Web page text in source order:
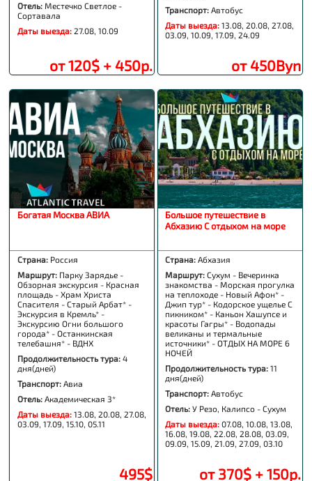
Отель: Местечко Светлое -
Сортавала
Даты выезда: 27.08, 10.09
от 120$ + 450р.
Транспорт:Автобус
Даты выезда:13.08, 20.08, 27.08,
03.09, 10.09, 17.09, 24.09
от 450Byn
Богатая Москва АВИА
Страна: Россия
Маршрут: Парку Зарядье -
Обзорная экскурсия - Красная
площадь - Храм Христа
Спасителя - Старый Арбат* -
Экскурсия в Кремль* -
Экскурсию Огни большого
города* - Останкинская
телебашня* - ВДНХ
Продолжительность тура: 4
дня(дней)
Транспорт: Авиа
Отель: Академическая 3*
Даты выезда: 13.08, 20.08, 27.08,
03.09, 17.09, 15.10, 05.11
495$
Большое путешествие в
Абхазию С отдыхом на море
Страна:Абхазия
Маршрут:Сухум - Вечеринка
знакомства - Морская прогулка
на теплоходе - Новый Афон* -
Джип тур* - Кодорское ущелье С
пикником* - Каньон Хашупсе и
красоты Гагры* - Водопады
великаны и термальные
источники* - ОТДЫХ НА МОРЕ 6
НОЧЕЙ
Продолжительность тура:11
дня(дней)
Транспорт:Автобус
Отель:У Резо, Калипсо - Сухум
Даты выезда:07.08, 10.08, 13.08,
16.08, 19.08, 22.08, 28.08, 03.09,
09.09, 15.09, 21.09, 27.09, 03.10
от 370$ + 150р.